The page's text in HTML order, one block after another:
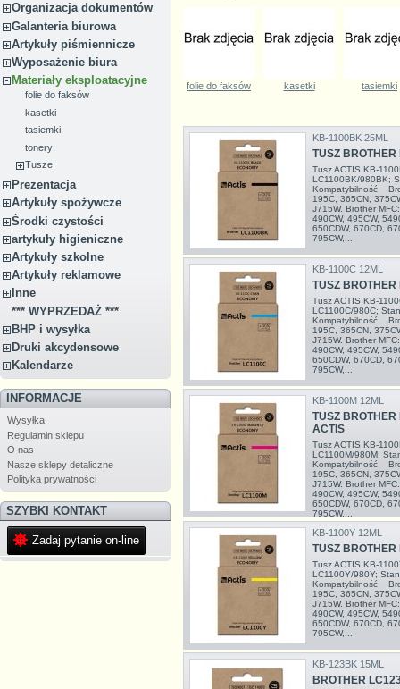
Organizacja dokumentów
Galanteria biurowa
Artykuły piśmiennicze
Wyposażenie biura
Materiały eksploatacyjne
folie do faksów
kasetki
tasiemki
tonery
Tusze
Prezentacja
Artykuły spożywcze
Środki czystości
artykuły higieniczne
Artykuły szkolne
Artykuły reklamowe
Inne
*** WYPRZEDAŻ ***
BHP i wysyłka
Druki akcydensowe
Kalendarze
INFORMACJE
Wysyłka
Regulamin sklepu
O nas
Nasze sklepy detaliczne
Polityka prywatności
SZYBKI KONTAKT
Zadaj pytanie on-line
folie do faksów kasetki tasiemki
KB-1100BK 25ML
TUSZ
Tusz ACTIS KB-
LC1100BK/980BK;
Kompatybilność
195C, 365CN,
J715W. Brother
490CW, 495CW,
650CDW, 670CD,
795CW,...
KB-1100C 12ML
TUSZ
Tusz ACTIS KB-
LC1100C/980C;
Kompatybilność
195C, 365CN,
J715W. Brother
490CW, 495CW,
650CDW, 670CD,
795CW,...
KB-1100M 12ML
TUSZ
ACTIS
Tusz ACTIS KB-
LC1100M/980M;
Kompatybilność
195C, 365CN,
J715W. Brother
490CW, 495CW,
650CDW, 670CD,
795CW,...
KB-1100Y 12ML
TUSZ
Tusz ACTIS KB-
LC1100Y/980Y;
Kompatybilność
195C, 365CN,
J715W. Brother
490CW, 495CW,
650CDW, 670CD,
795CW,...
KB-123BK 15ML
BROTHER